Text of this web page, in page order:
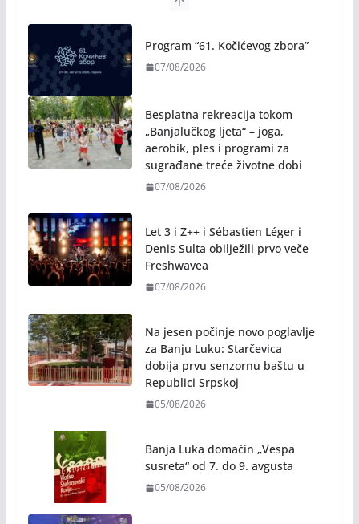
Program “61. Kočićevog zbora”
07/08/2026
Besplatna rekreacija tokom
„Banjalučkog ljeta“ – joga,
aerobik, ples i programi za
sugrađane treće životne dobi
07/08/2026
Let 3 i Z++ i Sébastien Léger i
Denis Sulta obilježili prvo veče
Freshwavea
07/08/2026
Na jesen počinje novo poglavlje
za Banju Luku: Starčevica
dobija prvu senzornu baštu u
Republici Srpskoj
05/08/2026
Banja Luka domaćin „Vespa
susreta“ od 7. do 9. avgusta
05/08/2026